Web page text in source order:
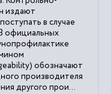
издают
в случае
официальных
обозначают
производителя
другого прои...